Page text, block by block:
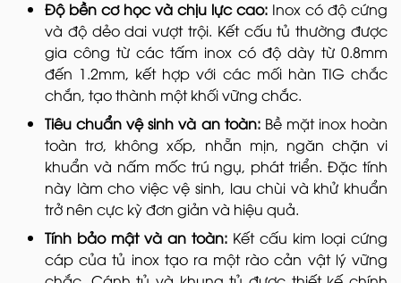
Độ bền cơ học và chịu lực cao: Inox có độ cứng
và độ dẻo dai vượt trội. Kết cấu tủ thường được
gia công từ các tấm inox có độ dày từ 0.8mm
đến 1.2mm, kết hợp với các mối hàn TIG chắc
chắn, tạo thành một khối vững chắc.
Tiêu chuẩn vệ sinh và an toàn: Bề mặt inox hoàn
toàn trơ, không xốp, nhẵn mịn, ngăn chặn vi
khuẩn và nấm mốc trú ngụ, phát triển. Đặc tính
này làm cho việc vệ sinh, lau chùi và khử khuẩn
trở nên cực kỳ đơn giản và hiệu quả.
Tính bảo mật và an toàn: Kết cấu kim loại cứng
cáp của tủ inox tạo ra một rào cản vật lý vững